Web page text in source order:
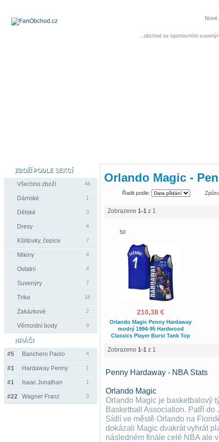
...obchod se sportovními
Nové
ZBOŽÍ PODLE SEKCÍ
Všechno zboží
46
Dámské 1
Dětské 3
Dresy 4
Kšiltovky, čepice 7
Mikiny 4
Ostatní 4
Suvenýry 7
Trika 16
Zakázkové 2
Věrnostní body 9
HRÁČI
#5
Banchero Paolo 4
#1 Hardaway Penny 1
#1 Isaac Jonathan 1
#22 Wagner Franz 3
Orlando Magic -
Řadit podle:
Zobrazeno 1-1 z 1
50
210,38 €
Orlando Magic Penny Hardaway
modrý 1994-95 Hardwood
Classics Player Burst Tank Top
Zobrazeno 1-1 z 1
Penny Hardaway - NBA Stats
Orlando Magic
Orlando Magic je basketbalový
Basketball Association. Patří
Sídlí ve městě Orlando na
dokázali Magic dvakrát vyhrát
následném finále celé NBA ale